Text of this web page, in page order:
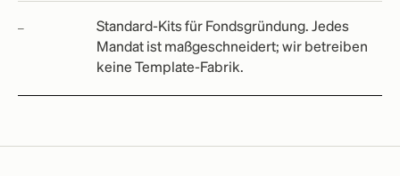
Standard-Kits für Fondsgründung. Jedes
Mandat ist maßgeschneidert; wir betreiben
keine Template-Fabrik.